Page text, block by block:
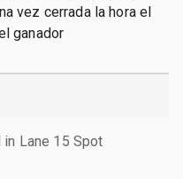
vez cerrada la hora el
ganador
in Lane 15 Spot